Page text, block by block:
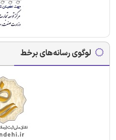
لوگوی رسانه‌های برخط